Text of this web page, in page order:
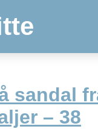
sandal
– 38